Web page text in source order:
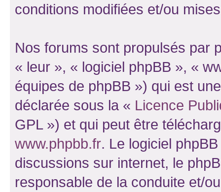
conditions modifiées et/ou
Nos forums sont propulsés par
« leur », « logiciel phpBB », «
équipes de phpBB ») qui est
déclarée sous la « Licence
GPL ») et qui peut être
www.phpbb.fr. Le logiciel
discussions sur internet, le
responsable de la conduite et/